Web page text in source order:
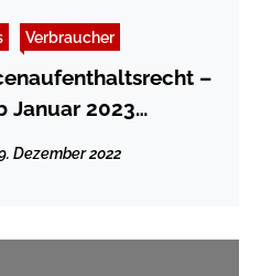
Verbraucher
–
Januar 2023
Dezember 2022